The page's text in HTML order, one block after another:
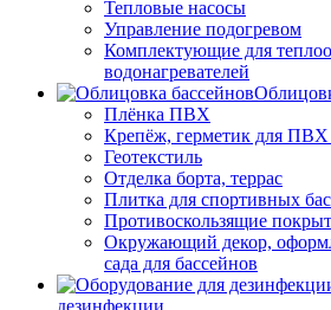
Тепловые насосы
Управление подогревом
Комплектующие для
водонагревателей
Плёнка ПВХ
Крепёж, герметик для ПВХ
Геотекстиль
Отделка борта, террас
Плитка для спортивных
Противоскользящие
Окружающий декор,
сада для бассейнов
дезинфекции